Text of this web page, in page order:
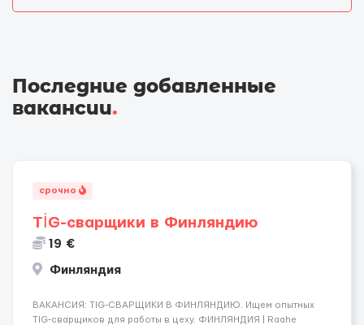
Последние добавленные
вакансии.
срочно
TİG-сварщики в Финляндию
19 €
Финляндия
​​ВАКАНСИЯ: TIG-СВАРЩИКИ В ФИНЛЯНДИЮ. Ищем опытных
TIG-сварщиков для работы в цеху. ФИНЛЯНДИЯ | Raahe